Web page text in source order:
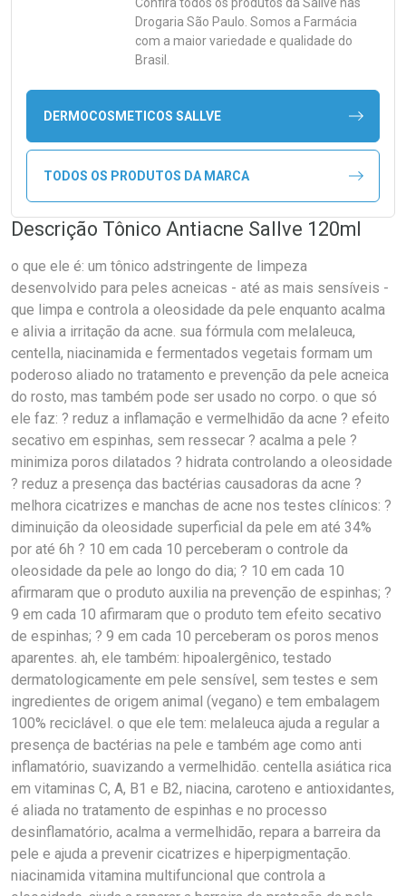
Drogaria São Paulo. Somos a Farmácia
com a maior variedade e qualidade do
Brasil.
DERMOCOSMETICOS SALLVE
TODOS OS PRODUTOS DA MARCA
Descrição Tônico Antiacne Sallve 120ml
o que ele é: um tônico adstringente de limpeza
desenvolvido para peles acneicas - até as mais sensíveis -
que limpa e controla a oleosidade da pele enquanto acalma
e alivia a irritação da acne. sua fórmula com melaleuca,
centella, niacinamida e fermentados vegetais formam um
poderoso aliado no tratamento e prevenção da pele acneica
do rosto, mas também pode ser usado no corpo. o que só
ele faz: ? reduz a inflamação e vermelhidão da acne ? efeito
secativo em espinhas, sem ressecar ? acalma a pele ?
minimiza poros dilatados ? hidrata controlando a oleosidade
? reduz a presença das bactérias causadoras da acne ?
melhora cicatrizes e manchas de acne nos testes clínicos: ?
diminuição da oleosidade superficial da pele em até 34%
por até 6h ? 10 em cada 10 perceberam o controle da
oleosidade da pele ao longo do dia; ? 10 em cada 10
afirmaram que o produto auxilia na prevenção de espinhas; ?
9 em cada 10 afirmaram que o produto tem efeito secativo
de espinhas; ? 9 em cada 10 perceberam os poros menos
aparentes. ah, ele também: hipoalergênico, testado
dermatologicamente em pele sensível, sem testes e sem
ingredientes de origem animal (vegano) e tem embalagem
100% reciclável. o que ele tem: melaleuca ajuda a regular a
presença de bactérias na pele e também age como anti
inflamatório, suavizando a vermelhidão. centella asiática rica
em vitaminas C, A, B1 e B2, niacina, caroteno e antioxidantes,
é aliada no tratamento de espinhas e no processo
desinflamatório, acalma a vermelhidão, repara a barreira da
pele e ajuda a prevenir cicatrizes e hiperpigmentação.
niacinamida vitamina multifuncional que controla a